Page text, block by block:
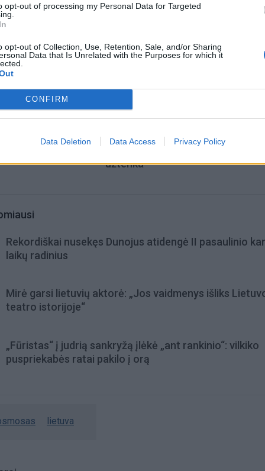
opt-out of processing my Personal Data for Targeted
opt-out of Collection, Use, Retention, Sale, and/or Sharing
Data that Is Unrelated with the Purposes for which it
CONFIRM
Data Deletion Data Access Privacy Policy
grįžusi Karina
Jūros šventę anksčiau puošęs
Anatolijus Klemencovas: gal jau
užtenka
Rekordiškai nusekęs Dunojus atidengė II pasaulinio
laikų radinius
Mirė garsi lietuvių aktorė: „Jos vaidmenys išliks
teatro istorijoje“
„Fūristas“ į judrią sankryžą įlėkė „ant rankinio“: vilkiko
puspriekabės ratai pakilo į orą
lietuva